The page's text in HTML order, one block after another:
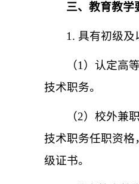
三、教育教学
1. 具有初级
（1）认定高
技术职务。
（2）校外兼
技术职务任职资格
级证书。